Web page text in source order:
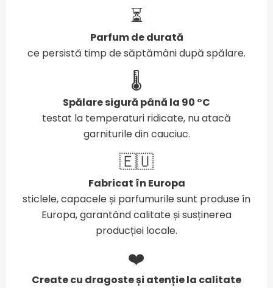
⏳
Parfum de durată
ce persistă timp de săptămâni după spălare.
🌡️
Spălare sigură până la 90 °C
testat la temperaturi ridicate, nu atacă
garniturile din cauciuc.
🇪🇺
Fabricat în Europa
sticlele, capacele și parfumurile sunt produse în
Europa, garantând calitate și susținerea
producției locale.
❤️
Create cu dragoste și atenție la calitate